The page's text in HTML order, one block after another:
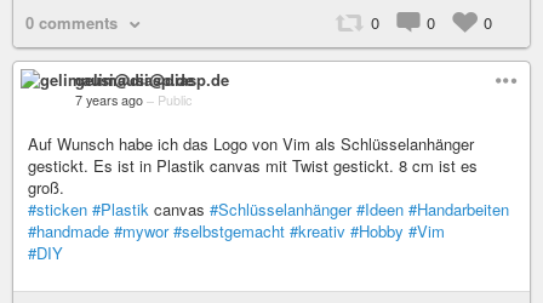
0 comments 0 0 0
gelimausi@diasp.de
7 years ago – Public
Auf Wunsch habe ich das Logo von Vim als Schlüsselanhänger
gestickt. Es ist in Plastik canvas mit Twist gestickt. 8 cm ist es
groß.
#sticken #Plastik canvas #Schlüsselanhänger #Ideen #Handarbeiten
#handmade #mywor #selbstgemacht #kreativ #Hobby #Vim
#DIY